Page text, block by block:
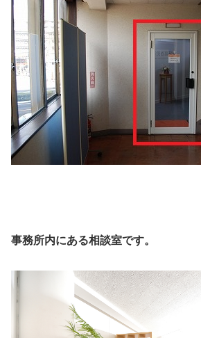
事務所内にある相談室です。